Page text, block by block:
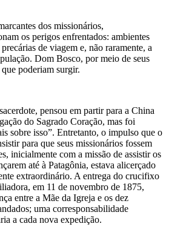
dos missionários,
os perigos enfrentados: ambientes
de viagem e, não raramente, a
Dom Bosco, por meio de seus
poderiam surgir.
pensou em partir para a China
do Sagrado Coração, mas foi
sobre isso”. Entretanto, o impulso que o
para que seus missionários fossem
inicialmente com a missão de assistir os
até à Patagônia, estava alicerçado
extraordinário. A entrega do crucifixo
em 11 de novembro de 1875,
entre a Mãe da Igreja e os dez
uma corresponsabilidade
a cada nova expedição.